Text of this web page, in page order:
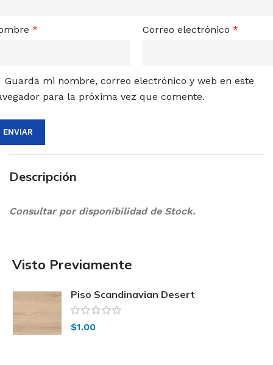
* Correo electrónico *
Guarda mi nombre, correo electrónico y web en este
para la próxima vez que comente.
Descripción
Consultar por disponibilidad de Stock.
Visto Previamente
Piso Scandinavian Desert
$1.00